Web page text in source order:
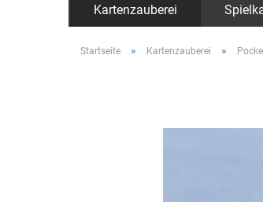
Kartenzauberei
Startseite » Kartenzauberei »